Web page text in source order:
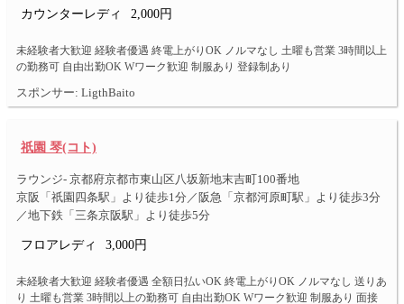
カウンターレディ 2,000円
未経験者大歓迎 経験者優遇 終電上がりOK ノルマなし 土曜も営業 3時間以上
の勤務可 自由出勤OK Wワーク歓迎 制服あり 登録制あり
スポンサー: LigthBaito
祇園 琴(コト)
ラウンジ- 京都府京都市東山区八坂新地末吉町100番地
京阪「祇園四条駅」より徒歩1分／阪急「京都河原町駅」より徒歩3分
／地下鉄「三条京阪駅」より徒歩5分
フロアレディ 3,000円
未経験者大歓迎 経験者優遇 全額日払いOK 終電上がりOK ノルマなし 送りあ
り 土曜も営業 3時間以上の勤務可 自由出勤OK Wワーク歓迎 制服あり 面接